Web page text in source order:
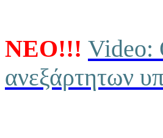
ΝΕΟ!!! Video:
ανεξάρτητων